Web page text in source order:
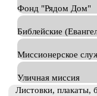
Фонд "Рядом Дом"
Библейские
Миссионерское
Уличная миссия
Листовки,